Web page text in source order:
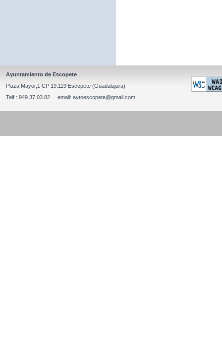
Ayuntamiento de Escopete
Plaza Mayor,1 CP 19.119 Escopete (Guadalajara)
Telf : 949.37.03.82 email: aytoescopete@gmail.com